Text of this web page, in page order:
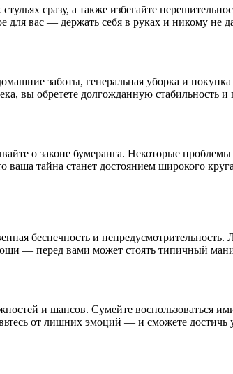
сразу, а также избегайте
вас — держать себя в руках и никому не
заботы, генеральная уборка и
вы обретете долгожданную стабильность
о законе бумеранга. Некоторые
ваша тайна станет достоянием широкого
беспечность и непредусмотрительность.
— перед вами может стоять типичный
и шансов. Сумейте воспользоваться
от лишних эмоций — и сможете